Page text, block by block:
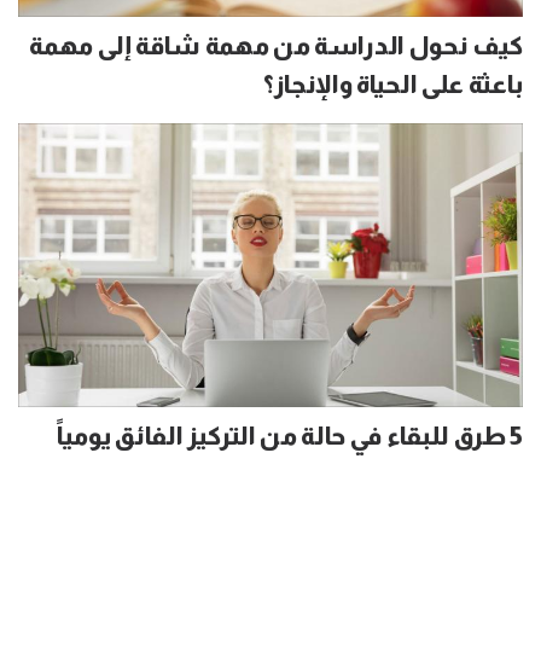
كيف نحول الدراسة من مهمة شاقة إلى مهمة
باعثة على الحياة والإنجاز؟
5 طرق للبقاء في حالة من التركيز الفائق يومياً